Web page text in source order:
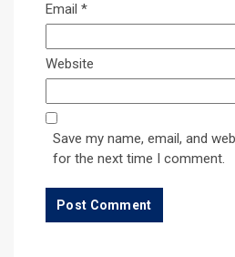
Email *
Website
Save my name, email, and
for the next time I comment.